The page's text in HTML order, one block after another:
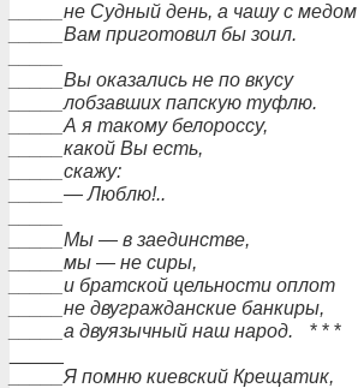
_____не Судный день, а чашу с медом
_____Вам приготовил бы зоил.
_____Вы оказались не по вкусу
_____лобзавших папскую туфлю.
_____А я такому белороссу,
_____какой Вы есть,
_____скажу:
_____— Люблю!..
_____Мы — в заединстве,
_____мы — не сиры,
_____и братской цельности оплот
_____не двугражданские банкиры,
_____а двуязычный наш народ.
* * *
_____Я помню киевский Крещатик,